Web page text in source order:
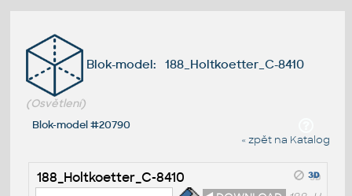
Blok-model: 188_Holtkoetter_C-8410
(Osvětlení)
Blok-model #20790
« zpět na Katalog
188_Holtkoetter_C-8410